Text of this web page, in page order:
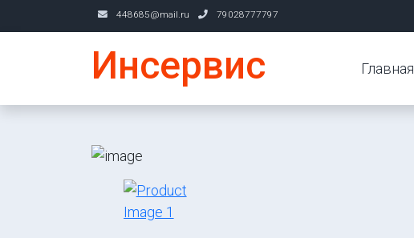
448685@mail.ru 79028777797
Инсервис Главная